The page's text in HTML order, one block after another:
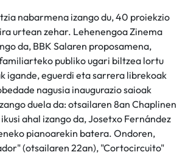
nabarmena izango du, 40 proiekzio
urtean zehar. Lehenengoa Zinema
da, BBK Salaren proposamena,
publiko ugari biltzea lortu
igande, eguerdi eta sarrera librekoak
nagusia inaugurazio saioak
duela da: otsailaren 8an Chaplinen
ahal izango da, Josetxo Fernández
pianoarekin batera. Ondoren,
(otsailaren 22an), "Cortocircuito"